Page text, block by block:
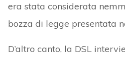
era stata considerata
bozza di legge presentata
D’altro canto, la DSL